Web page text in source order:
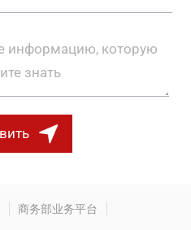
商务部业务平台